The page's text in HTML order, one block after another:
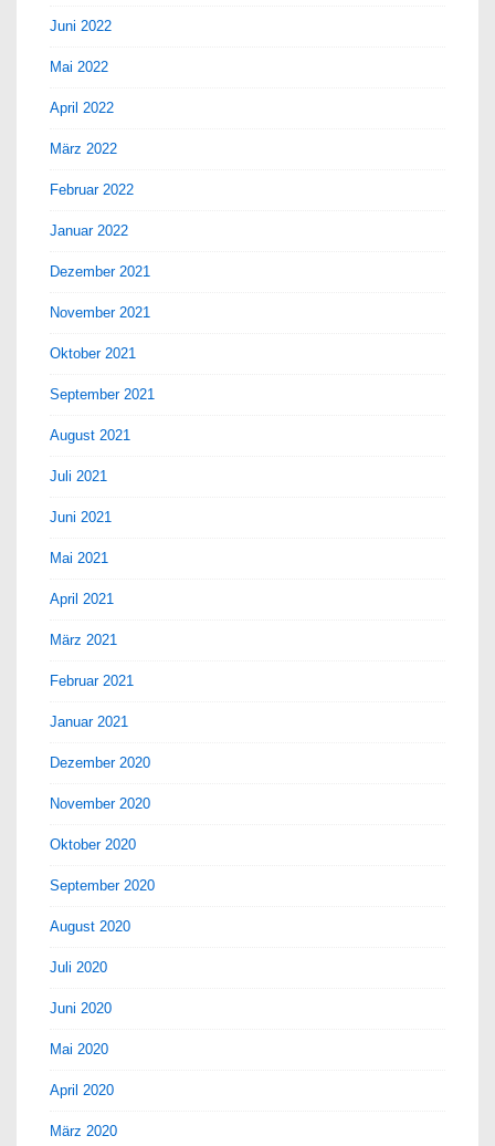
Juni 2022
Mai 2022
April 2022
März 2022
Februar 2022
Januar 2022
Dezember 2021
November 2021
Oktober 2021
September 2021
August 2021
Juli 2021
Juni 2021
Mai 2021
April 2021
März 2021
Februar 2021
Januar 2021
Dezember 2020
November 2020
Oktober 2020
September 2020
August 2020
Juli 2020
Juni 2020
Mai 2020
April 2020
März 2020